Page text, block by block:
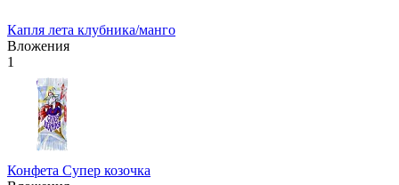
Капля лета клубника/манго
Вложения
1
Конфета Супер козочка